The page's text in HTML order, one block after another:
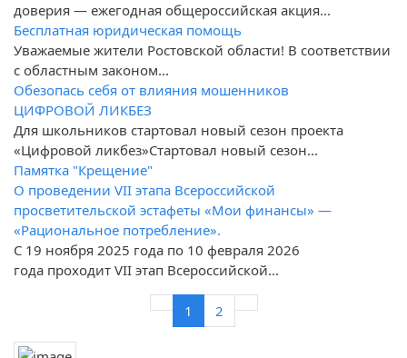
доверия — ежегодная общероссийская акция...
Бесплатная юридическая помощь
Уважаемые жители Ростовской области! В соответствии
с областным законом...
Обезопась себя от влияния мошенников
ЦИФРОВОЙ ЛИКБЕЗ
Для школьников стартовал новый сезон проекта
«Цифровой ликбез»Стартовал новый сезон...
Памятка "Крещение"
О проведении VII этапа Всероссийской
просветительской эстафеты «Мои финансы» —
«Рациональное потребление».
С 19 ноября 2025 года по 10 февраля 2026
года проходит VII этап Всероссийской...
1 2